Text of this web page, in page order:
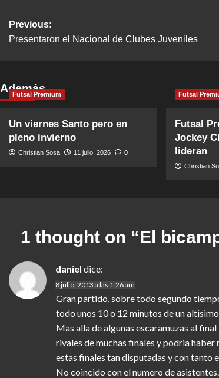
Post
navigation
Previous:
Presentaron el Nacional de Clubes Juveniles
Además
Futsal Premium
Un viernes Santo pero en
pleno invierno
Christian Sosa 11 julio, 2026 0
Futsal
Futsal
Jockey
lideran
Christian
1 thought on “El
daniel dice:
8 julio, 2013 a las 1:26 am
Gran partido, sobre todo segundo
todo unos 10 o 12 minutos de un
Mas alla de algunas escaramuzas al
rivales de muchas finales y podria
estas finales tan disputadas y con tanto
No coincido con el numero de